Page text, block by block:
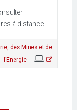
à distance.
des Mines et de
l’Energie